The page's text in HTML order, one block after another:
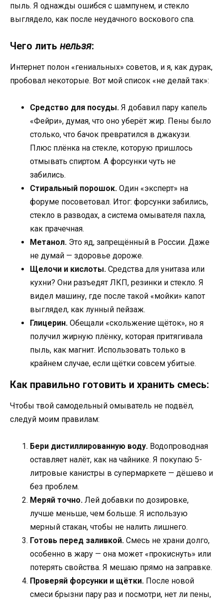
пыль. Я однажды ошибся с шампунем, и стекло
выглядело, как после неудачного воскового спа.
Чего лить нельзя:
Интернет полон «гениальных» советов, и я, как дурак,
пробовал некоторые. Вот мой список «не делай так»:
Средство для посуды. Я добавил пару капель
«Фейри», думая, что оно уберёт жир. Пены было
столько, что бачок превратился в джакузи.
Плюс плёнка на стекле, которую пришлось
отмывать спиртом. А форсунки чуть не
забились.
Стиральный порошок. Один «эксперт» на
форуме посоветовал. Итог: форсунки забились,
стекло в разводах, а система омывателя пахла,
как прачечная.
Метанол. Это яд, запрещённый в России. Даже
не думай — здоровье дороже.
Щелочи и кислоты. Средства для унитаза или
кухни? Они разъедят ЛКП, резинки и стекло. Я
видел машину, где после такой «мойки» капот
выглядел, как лунный пейзаж.
Глицерин. Обещали «скольжение щёток», но я
получил жирную плёнку, которая притягивала
пыль, как магнит. Использовать только в
крайнем случае, если щётки совсем убитые.
Как правильно готовить и хранить смесь:
Чтобы твой самодельный омыватель не подвёл,
следуй моим правилам:
Бери дистиллированную воду. Водопроводная
оставляет налёт, как на чайнике. Я покупаю 5-
литровые канистры в супермаркете — дёшево и
без проблем.
Меряй точно. Лей добавки по дозировке,
лучше меньше, чем больше. Я использую
мерный стакан, чтобы не налить лишнего.
Готовь перед заливкой. Смесь не храни долго,
особенно в жару — она может «прокиснуть» или
потерять свойства. Я мешаю прямо на заправке.
Проверяй форсунки и щётки. После новой
смеси брызни пару раз и посмотри, нет ли пены,